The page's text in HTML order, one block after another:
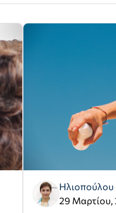
Ηλιοπούλου
29 Μαρτίου,